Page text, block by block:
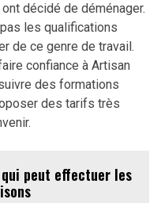
décidé de déménager.
les qualifications
de ce genre de travail.
confiance à Artisan
des formations
des tarifs très
peut effectuer les